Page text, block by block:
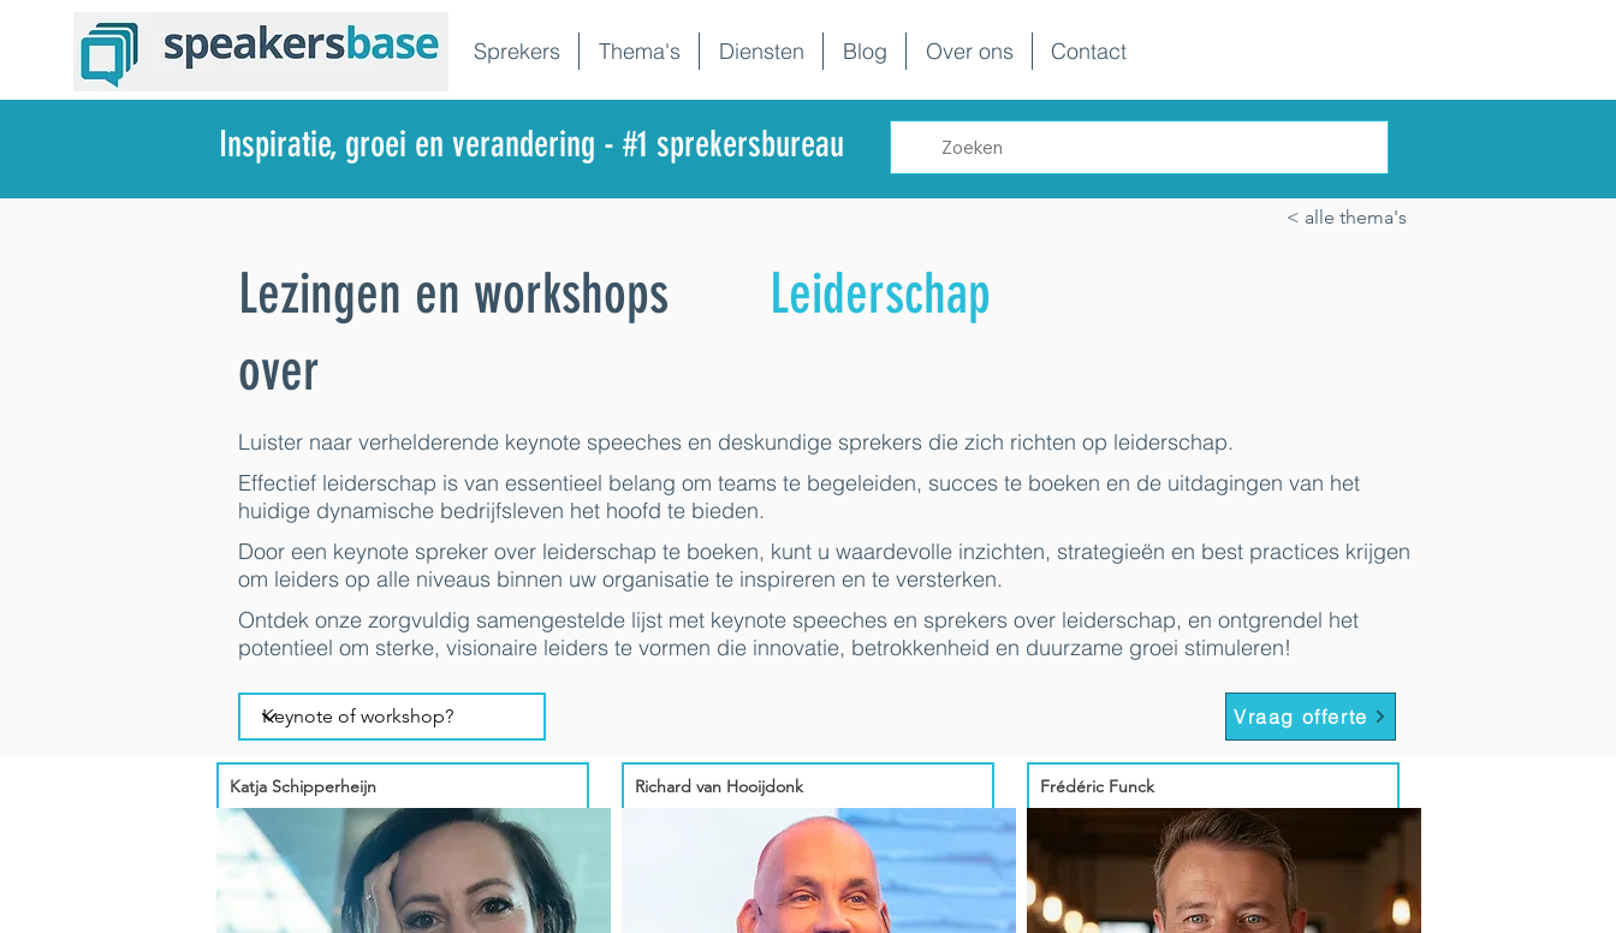
Sprekers Thema's Diensten Blog Over ons Contact
< alle thema's
Lezingen en workshops
over
Leiderschap
Luister naar verhelderende keynote speeches en deskundige sprekers die zich richten op leiderschap.
Effectief leiderschap is van essentieel belang om teams te begeleiden, succes te boeken en de uitdagingen van het
huidige dynamische bedrijfsleven het hoofd te bieden.
Door een keynote spreker over leiderschap te boeken, kunt u waardevolle inzichten, strategieën en best practices krijgen
om leiders op alle niveaus binnen uw organisatie te inspireren en te versterken.
Ontdek onze zorgvuldig samengestelde lijst met keynote speeches en sprekers over leiderschap, en ontgrendel het
potentieel om sterke, visionaire leiders te vormen die innovatie, betrokkenheid en duurzame groei stimuleren!
Vraag offerte
Katja Schipperheijn Richard van Hooijdonk Frédéric Funck
Inspiratie, groei en verandering - #1 sprekersbureau